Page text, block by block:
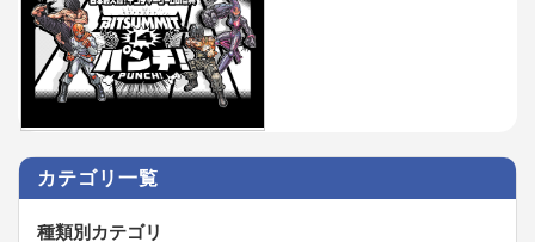
カテゴリ一覧
種類別カテゴリ